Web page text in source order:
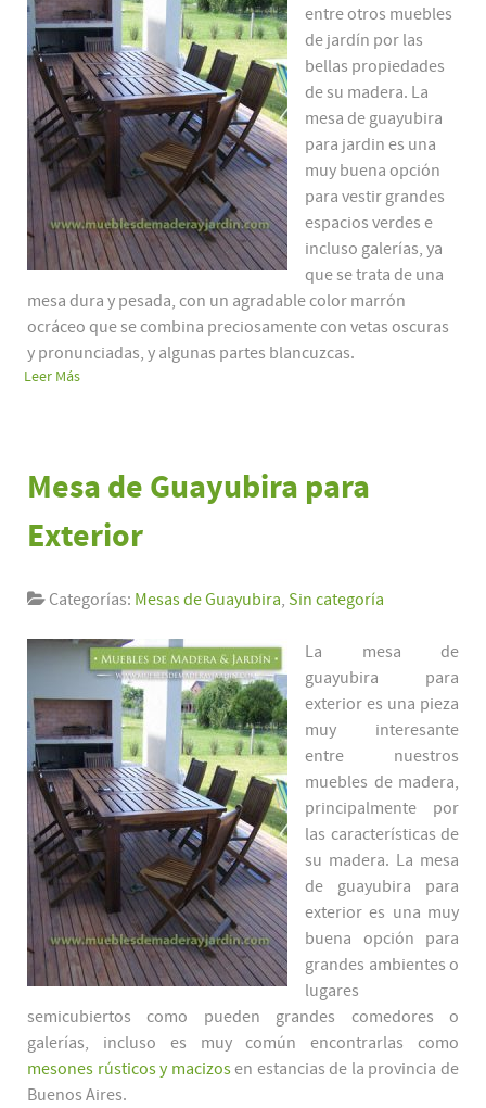
entre otros muebles
de jardín por las
bellas propiedades
de su madera. La
mesa de guayubira
para jardin es una
muy buena opción
para vestir grandes
espacios verdes e
incluso galerías, ya
que se trata de una
mesa dura y pesada, con un agradable color marrón
ocráceo que se combina preciosamente con vetas oscuras
y pronunciadas, y algunas partes blancuzcas.
Leer Más
Mesa de Guayubira para
Exterior
Categorías: Mesas de Guayubira, Sin categoría
La mesa de
guayubira para
exterior es una pieza
muy interesante
entre nuestros
muebles de madera,
principalmente por
las características de
su madera. La mesa
de guayubira para
exterior es una muy
buena opción para
grandes ambientes o
lugares
semicubiertos como pueden grandes comedores o
galerías, incluso es muy común encontrarlas como
mesones rústicos y macizosen estancias de la provincia de
Buenos Aires.